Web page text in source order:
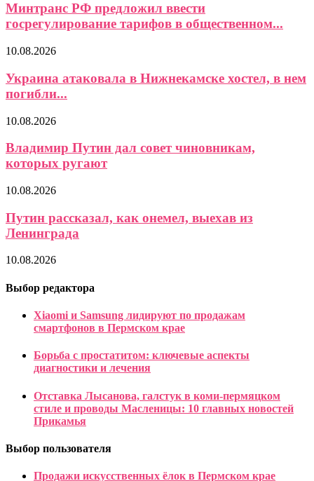
Минтранс РФ предложил ввести
госрегулирование тарифов в общественном...
10.08.2026
Украина атаковала в Нижнекамске хостел, в нем
погибли...
10.08.2026
Владимир Путин дал совет чиновникам,
которых ругают
10.08.2026
Путин рассказал, как онемел, выехав из
Ленинграда
10.08.2026
Выбор редактора
Xiaomi и Samsung лидируют по продажам
смартфонов в Пермском крае
Борьба с простатитом: ключевые аспекты
диагностики и лечения
Отставка Лысанова, галстук в коми-пермяцком
стиле и проводы Масленицы: 10 главных новостей
Прикамья
Выбор пользователя
Продажи искусственных ёлок в Пермском крае